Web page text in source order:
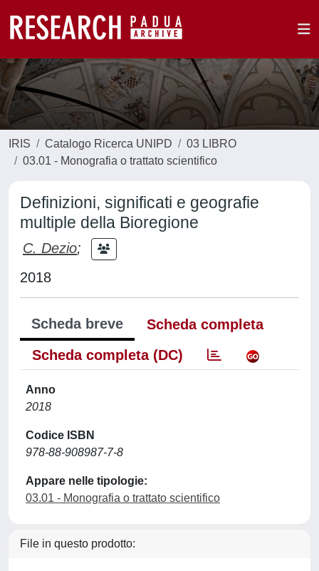
IRIS Catalogo Ricerca UNIPD
03 LIBRO
03.01 - Monografia o trattato scientifico
Definizioni, significati e geografie
multiple della Bioregione
C. Dezio;
2018
Scheda breve
Scheda completa
Scheda completa (DC)
Anno
2018
Codice ISBN
978-88-908987-7-8
Appare nelle tipologie:
03.01 - Monografia o trattato scientifico
File in questo prodotto: